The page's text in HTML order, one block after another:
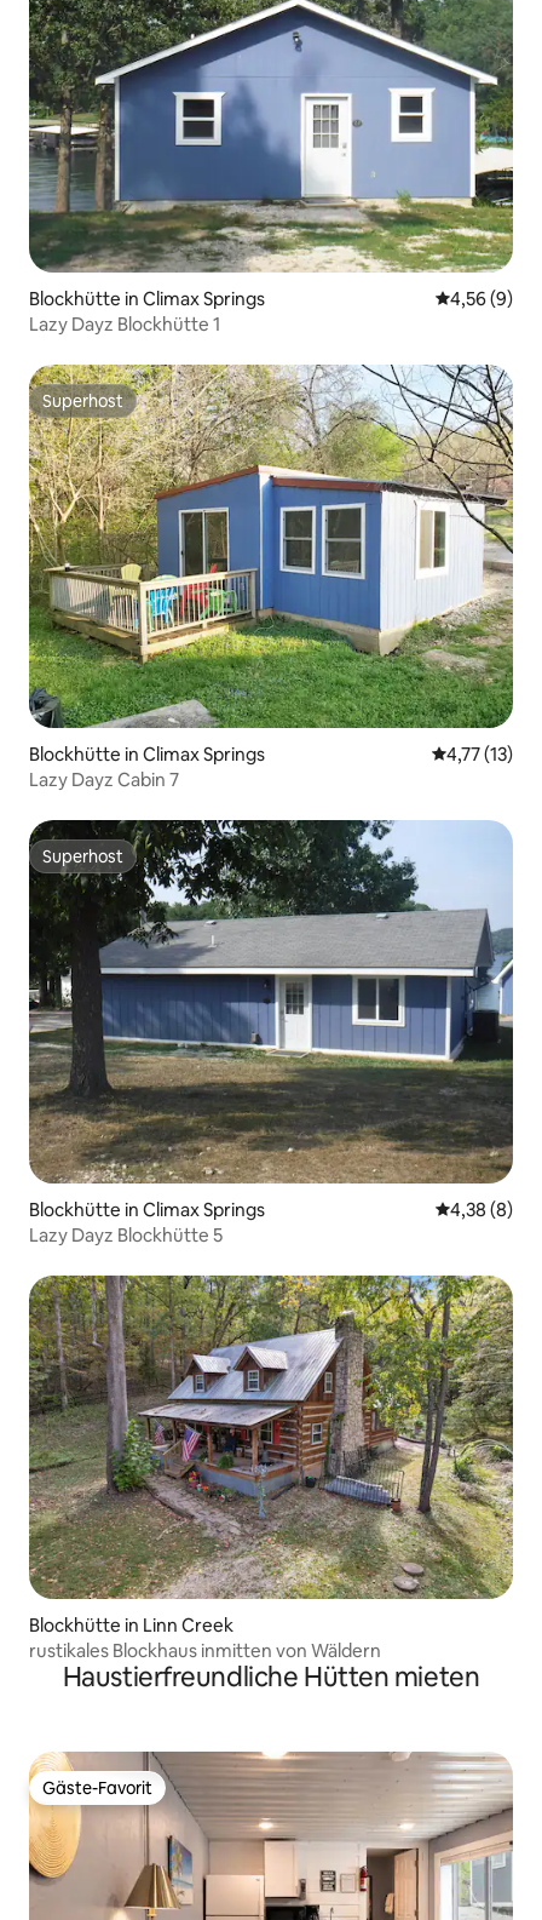
Blockhütte in Climax Springs
4,56 (9)
Lazy Dayz Blockhütte 1
Superhost
Superhost
Blockhütte in Climax Springs
4,77 (13)
Lazy Dayz Cabin 7
Superhost
Superhost
Blockhütte in Climax Springs
4,38 (8)
Lazy Dayz Blockhütte 5
Blockhütte in Linn Creek
rustikales Blockhaus inmitten von Wäldern
Haustierfreundliche Hütten mieten
Gäste-Favorit
Gäste-Favorit